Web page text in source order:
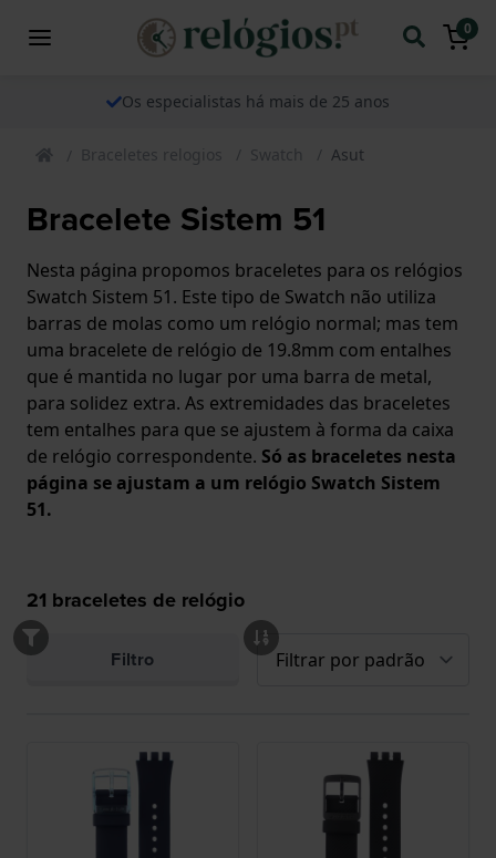
0
Os especialistas há mais de 25 anos
Braceletes relogios Swatch Asut
Bracelete Sistem 51
Nesta página propomos braceletes para os relógios
Swatch Sistem 51. Este tipo de Swatch não utiliza
barras de molas como um relógio normal; mas tem
uma bracelete de relógio de 19.8mm com entalhes
que é mantida no lugar por uma barra de metal,
para solidez extra. As extremidades das braceletes
tem entalhes para que se ajustem à forma da caixa
de relógio correspondente. Só as braceletes nesta
página se ajustam a um relógio Swatch Sistem
51.
21 braceletes de relógio
Filtro